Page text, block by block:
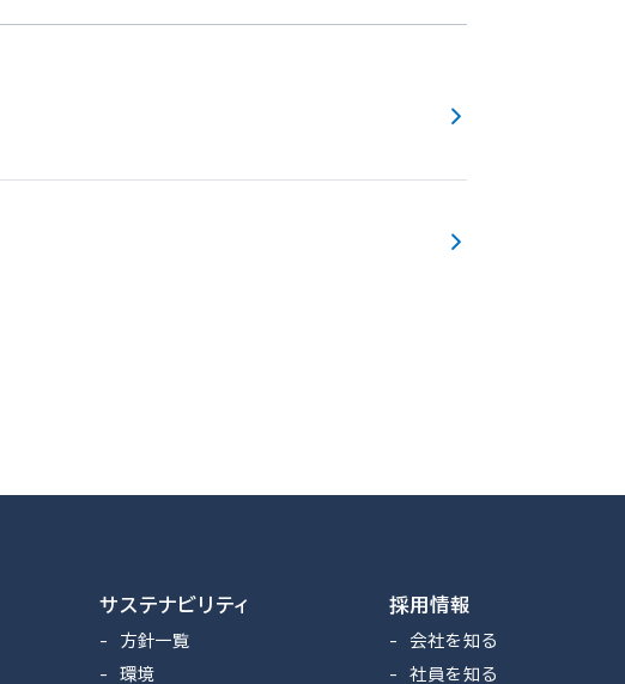
サステナビリティ
方針一覧
環境
採用情報
会社を知る
社員を知る